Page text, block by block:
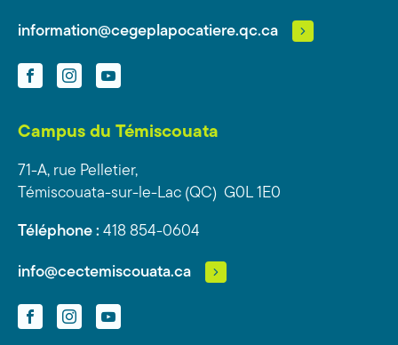
information@cegeplapocatiere.qc.ca
FacebookInstagramYouTube
Campus du Témiscouata
71-A, rue Pelletier,
Témiscouata-sur-le-Lac (QC) G0L 1E0
Téléphone : 418 854-0604
info@cectemiscouata.ca
FacebookInstagramYouTube